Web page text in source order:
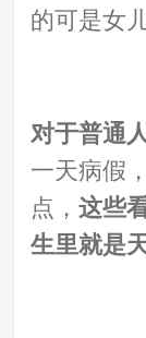
的可是女
对于普通
一天病假
点， 这些
生里就是